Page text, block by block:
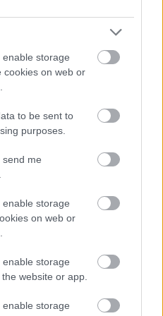
storage
cookies on web or
to be sent to
purposes.
send me
storage
on web or
storage
website or app.
storage
το εμπορικό έλλειμμα
των ΗΠΑ
σόγιας,
Κίνα να συνεχίσει να